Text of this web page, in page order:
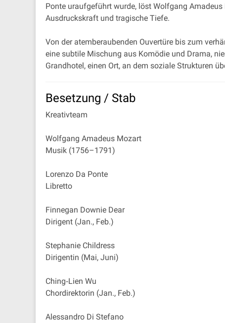
Ponte uraufgeführt wurde, löst Wolfgang
Ausdruckskraft und tragische Tiefe.
Von der atemberaubenden Ouvertüre bis zum
eine subtile Mischung aus Komödie und Drama,
Grandhotel, einen Ort, an dem soziale Strukturen
Besetzung / Stab
Kreativteam
Wolfgang Amadeus Mozart
Musik (1756–1791)
Lorenzo Da Ponte
Libretto
Finnegan Downie Dear
Dirigent (Jan., Feb.)
Stephanie Childress
Dirigentin (Mai, Juni)
Ching‐Lien Wu
Chordirektorin (Jan., Feb.)
Alessandro Di Stefano